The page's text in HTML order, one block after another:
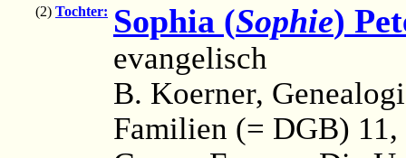
(2) Tochter: Sophia (Sophie)
evangelisch
B. Koerner,
Familien (= DGB)